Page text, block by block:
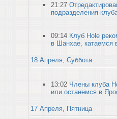
21:27
подразделения
09:14 Клуб Hole
в Шанхае, катаемся
18 Апреля, Суббота
13:02 Члены клуба
или останемся в
17 Апреля, Пятница